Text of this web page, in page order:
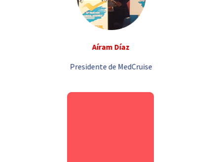
Aíram Díaz
Presidente de MedCruise